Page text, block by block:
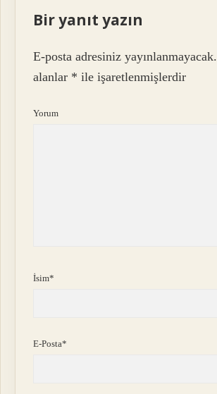
Bir yanıt yazın
E-posta adresiniz yayınlanmayacak.
alanlar * ile işaretlenmişlerdir
Yorum
İsim*
E-Posta*